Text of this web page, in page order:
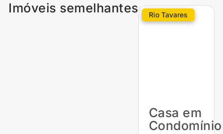
Imóveis semelhantes Rio Tavares
Casa em
Condomínio